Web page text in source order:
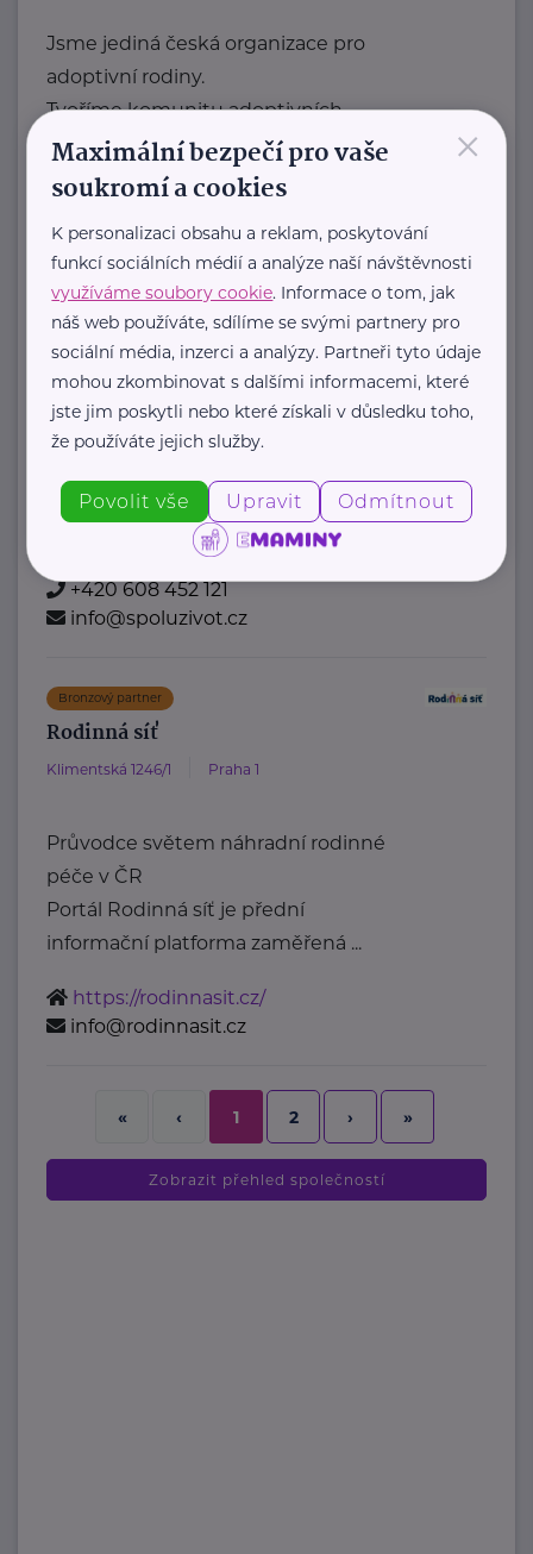
Jsme jediná česká organizace pro
adoptivní rodiny.
Tvoříme komunitu adoptivních
rodičů, která sdílí radosti, ...
https://laskyplnanaruc.cz/
+420 724 943 794
info@laskyplnanaruc.cz
Nadační fond SPOLUŽIVOT
Praha 4
Nadační fond SPOLUŽIVOT propaguje
dětských domovů se zájemci ...
https://www.spoluzivot.cz/
+420 608 452 121
info@spoluzivot.cz
Bronzový partner
Rodinná síť
Klimentská 1246/1 Praha 1
Průvodce světem náhradní rodinné
péče v ČR
Portál Rodinná síť je přední
informační platforma zaměřená ...
https://rodinnasit.cz/
info@rodinnasit.cz
« ‹ 1 2 › »
Zobrazit přehled společností
×
Maximální bezpečí pro vaše
soukromí a cookies
K personalizaci obsahu a reklam, poskytování
funkcí sociálních médií a analýze naší návštěvnosti
využíváme soubory cookie. Informace o tom, jak
náš web používáte, sdílíme se svými partnery pro
sociální média, inzerci a analýzy. Partneři tyto údaje
mohou zkombinovat s dalšími informacemi, které
jste jim poskytli nebo které získali v důsledku toho,
že používáte jejich služby.
Povolit vše Upravit Odmítnout